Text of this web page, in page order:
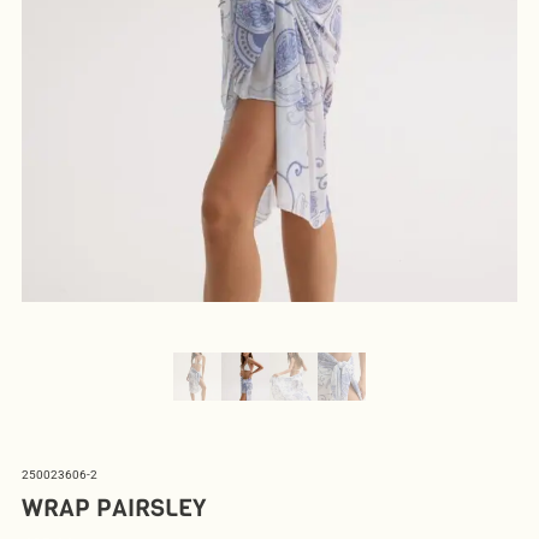
250023606-2
WRAP PAIRSLEY